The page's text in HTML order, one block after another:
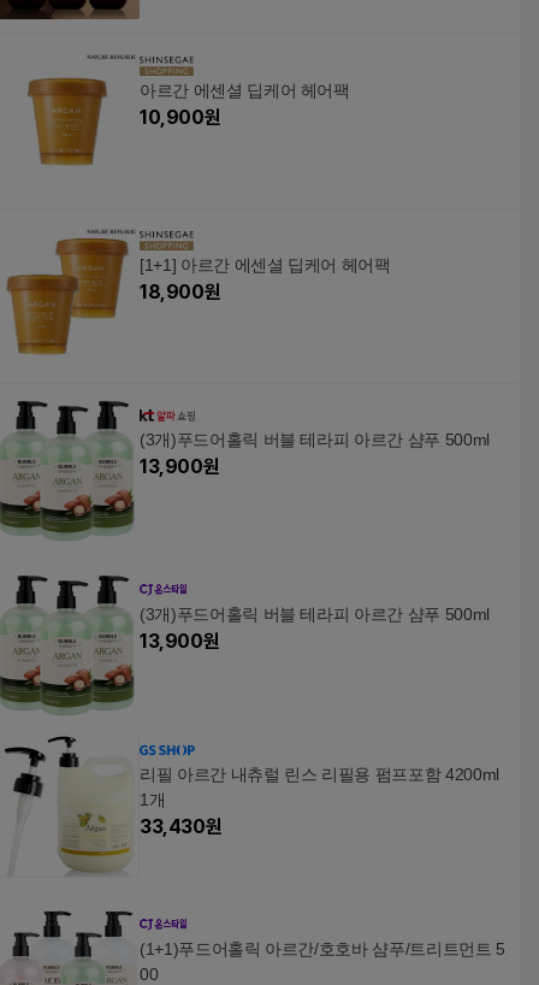
아르간 에센셜 딥케어 헤어팩
10,900원
[1+1] 아르간 에센셜 딥케어 헤어팩
18,900원
(3개)푸드어홀릭 버블 테라피 아르간 샴푸 500ml
13,900원
(3개)푸드어홀릭 버블 테라피 아르간 샴푸 500ml
13,900원
리필 아르간 내츄럴 린스 리필용 펌프포함 4200ml
1개
33,430원
(1+1)푸드어홀릭 아르간/호호바 샴푸/트리트먼트 5
00